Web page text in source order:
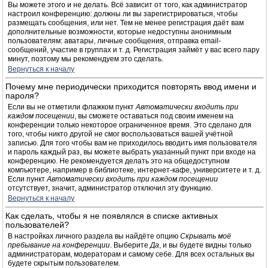
Вы можете этого и не делать. Всё зависит от того, как администратор
настроил конференцию: должны ли вы зарегистрироваться, чтобы
размещать сообщения, или нет. Тем не менее регистрация даёт вам
дополнительные возможности, которые недоступны анонимным
пользователям: аватары, личные сообщения, отправка email-
сообщений, участие в группах и т. д. Регистрация займёт у вас всего пару
минут, поэтому мы рекомендуем это сделать.
Вернуться к началу
Почему мне периодически приходится повторять ввод имени и
пароля?
Если вы не отметили флажком пунктАвтоматически входить при
каждом посещении, вы сможете оставаться под своим именем на
конференции только некоторое ограниченное время. Это сделано для
того, чтобы никто другой не смог воспользоваться вашей учётной
записью. Для того чтобы вам не приходилось вводить имя пользователя
и пароль каждый раз, вы можете выбрать указанный пункт при входе на
конференцию. Не рекомендуется делать это на общедоступном
компьютере, например в библиотеке, интернет-кафе, университете и т. д.
Если пунктАвтоматически входить при каждом посещении
отсутствует, значит, администратор отключил эту функцию.
Вернуться к началу
Как сделать, чтобы я не появлялся в списке активных
пользователей?
В настройках личного раздела вы найдёте опцию Скрывать моё
пребывание на конференции. ВыберитеДа, и вы будете видны только
администраторам, модераторам и самому себе. Для всех остальных вы
будете скрытым пользователем.